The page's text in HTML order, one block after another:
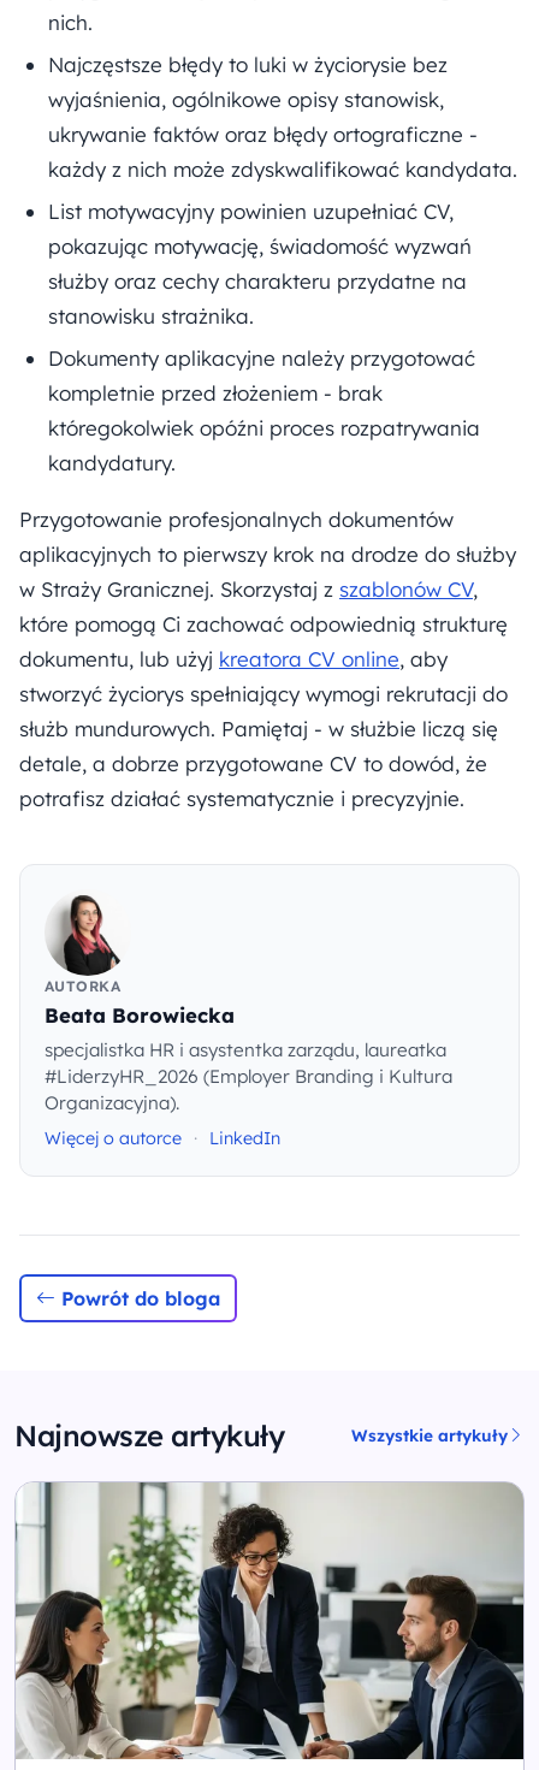
nich.
Najczęstsze błędy to luki w życiorysie bez
wyjaśnienia, ogólnikowe opisy stanowisk,
ukrywanie faktów oraz błędy ortograficzne -
każdy z nich może zdyskwalifikować kandydata.
List motywacyjny powinien uzupełniać CV,
pokazując motywację, świadomość wyzwań
służby oraz cechy charakteru przydatne na
stanowisku strażnika.
Dokumenty aplikacyjne należy przygotować
kompletnie przed złożeniem - brak
któregokolwiek opóźni proces rozpatrywania
kandydatury.
Przygotowanie profesjonalnych dokumentów
aplikacyjnych to pierwszy krok na drodze do służby
w Straży Granicznej. Skorzystaj z szablonów CV,
które pomogą Ci zachować odpowiednią strukturę
dokumentu, lub użyj kreatora CV online, aby
stworzyć życiorys spełniający wymogi rekrutacji do
służb mundurowych. Pamiętaj - w służbie liczą się
detale, a dobrze przygotowane CV to dowód, że
potrafisz działać systematycznie i precyzyjnie.
AUTORKA
Beata Borowiecka
specjalistka HR i asystentka zarządu, laureatka
#LiderzyHR_2026 (Employer Branding i Kultura
Organizacyjna).
Więcej o autorce · LinkedIn
Powrót do bloga
Najnowsze artykuły Wszystkie artykuły